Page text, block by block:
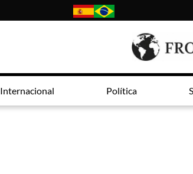
Internacional Política